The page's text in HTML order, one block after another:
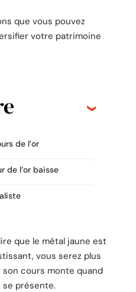
que vous pouvez
votre patrimoine
de l’or
de l’or baisse
que le métal jaune est
vous serez plus
son cours monte quand
présente.